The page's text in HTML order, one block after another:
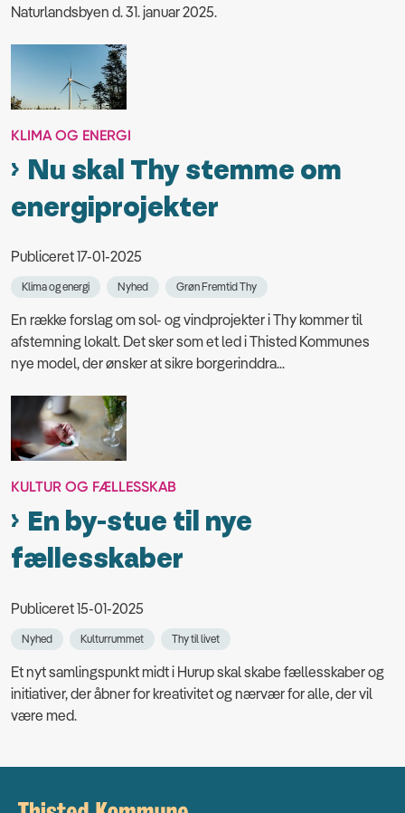
Naturlandsbyen d. 31. januar 2025.
KLIMA OG ENERGI
Nu skal Thy stemme om
energiprojekter
Publiceret 17-01-2025
Klima og energi Nyhed Grøn Fremtid Thy
En række forslag om sol- og vindprojekter i Thy kommer til
afstemning lokalt. Det sker som et led i Thisted Kommunes
nye model, der ønsker at sikre borgerinddra...
KULTUR OG FÆLLESSKAB
En by-stue til nye
fællesskaber
Publiceret 15-01-2025
Nyhed Kulturrummet Thy til livet
Et nyt samlingspunkt midt i Hurup skal skabe fællesskaber og
initiativer, der åbner for kreativitet og nærvær for alle, der vil
være med.